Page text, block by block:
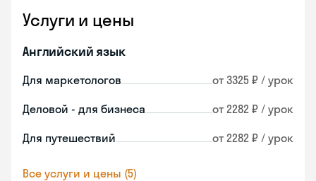
Услуги и цены
Английский язык
Для маркетологов от 3325 ₽ / урок
Деловой - для бизнеса от 2282 ₽ / урок
Для путешествий от 2282 ₽ / урок
Все услуги и цены (5)